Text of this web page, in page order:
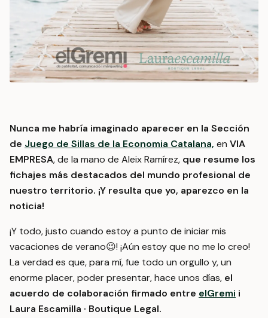
Nunca me habría imaginado aparecer en la Sección
de Juego de Sillas de la Economia Catalana, en VIA
EMPRESA, de la mano de Aleix Ramírez, que resume los
fichajes más destacados del mundo profesional de
nuestro territorio. ¡Y resulta que yo, aparezco en la
noticia!
¡Y todo, justo cuando estoy a punto de iniciar mis
vacaciones de verano😉! ¡Aún estoy que no me lo creo!
La verdad es que, para mí, fue todo un orgullo y, un
enorme placer, poder presentar, hace unos días, el
acuerdo de colaboración firmado entre elGremi i
Laura Escamilla · Boutique Legal.